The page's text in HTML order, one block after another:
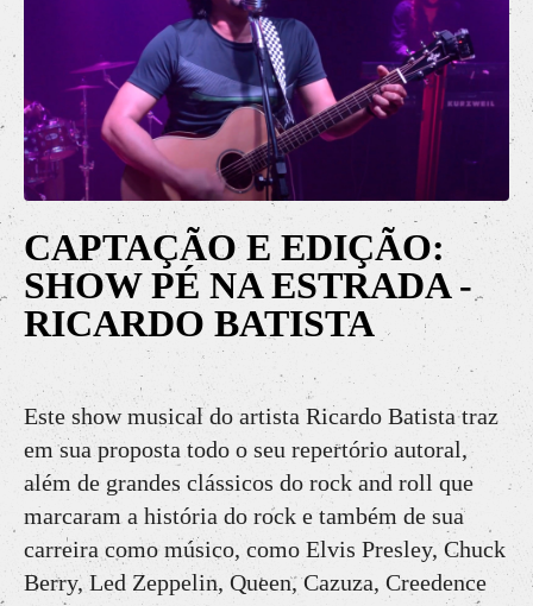
CAPTAÇÃO E EDIÇÃO:
SHOW PÉ NA ESTRADA -
RICARDO BATISTA
Este show musical do artista Ricardo Batista traz
em sua proposta todo o seu repertório autoral,
além de grandes clássicos do rock and roll que
marcaram a história do rock e também de sua
carreira como músico, como Elvis Presley, Chuck
Berry, Led Zeppelin, Queen, Cazuza, Creedence